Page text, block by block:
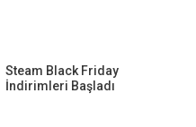
Steam Black Friday
İndirimleri Başladı